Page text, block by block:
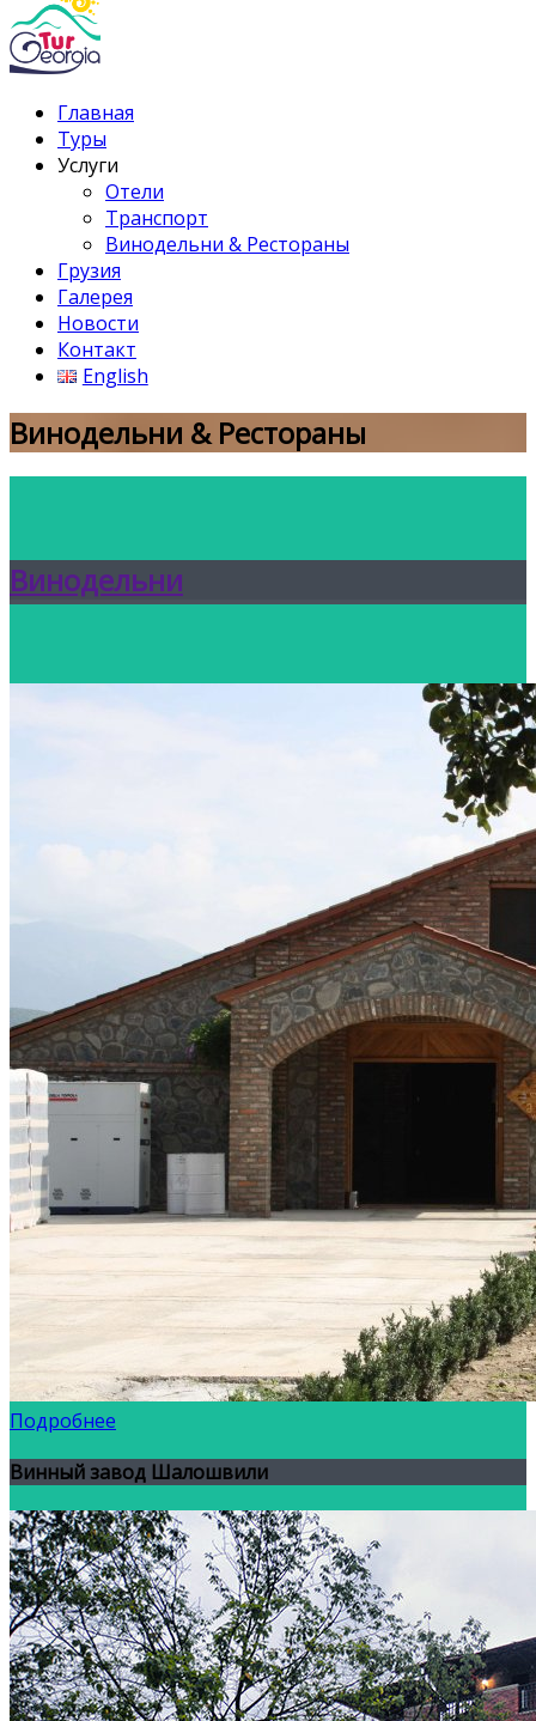
Главная
Туры
Услуги
Отели
Транспорт
Винодельни & Рестораны
Грузия
Галерея
Новости
Контакт
English
Винодельни & Рестораны
Винодельни
Подробнее
Винный завод Шалошвили